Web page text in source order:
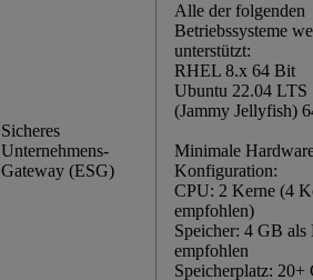
Sicheres
Unternehmens-
Gateway (ESG)
Alle der folgenden
Betriebssysteme
unterstützt:
RHEL 8.x 64 Bit
Ubuntu 22.04 LTS
(Jammy Jellyfish)
Minimale
Konfiguration:
CPU: 2 Kerne (4
empfohlen)
Speicher: 4 GB
empfohlen
Speicherplatz: 20+